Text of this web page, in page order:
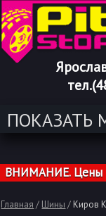
ПОКАЗАТЬ
Цены на
Главная / Шины / Киров